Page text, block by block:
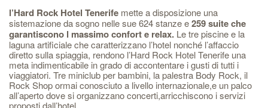
l’Hard Rock Hotel Tenerife mette a disposizione una
sistemazione da sogno nelle sue 624 stanze e259 suiteche
garantiscono l massimo confort e relax. Le tre piscine e la
laguna artificiale che caratterizzano l’hotel nonché l’affaccio
diretto sulla spiaggia, rendono l’Hard Rock Hotel Tenerife una
meta indimenticabile in grado di accontentare i gusti di tutti i
viaggiatori. Tre miniclub per bambini, la palestra Body Rock, il
Rock Shop ormai conosciuto a livello internazionale,e un palco
all’aperto dove si organizzano concerti,arricchiscono i servizi
proposti dall’hotel.